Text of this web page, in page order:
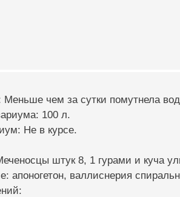
чем за сутки помутнела
100 л.
Не в курсе.
штук 8, 1 гурами и куча
апоногетон, валлиснерия